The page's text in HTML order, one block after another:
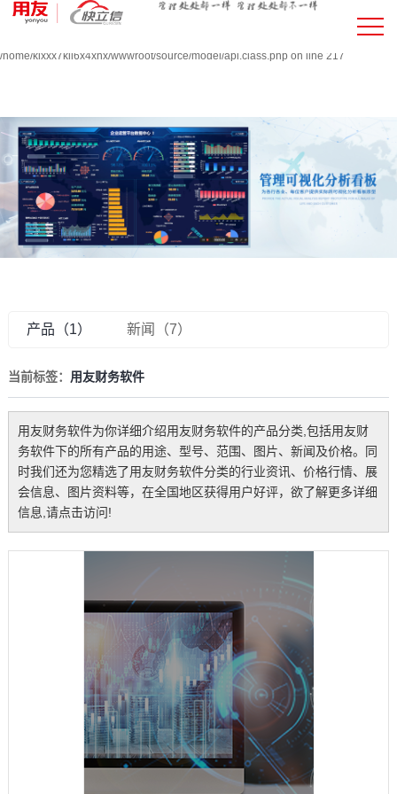
Warning:
file_put_contents(/home/klxxx7kll6x4xnx/wwwroot/source/cache/
/home/klxxx7kll6x4xnx/wwwroot/source/model/api.class.php on line 217
产品（1） 新闻（7）
当前标签： 用友财务软件
用友财务软件为你详细介绍用友财务软件的产品分类,包括用友财
务软件下的所有产品的用途、型号、范围、图片、新闻及价格。同
时我们还为您精选了用友财务软件分类的行业资讯、价格行情、展
会信息、图片资料等，在全国地区获得用户好评，欲了解更多详细
信息,请点击访问!